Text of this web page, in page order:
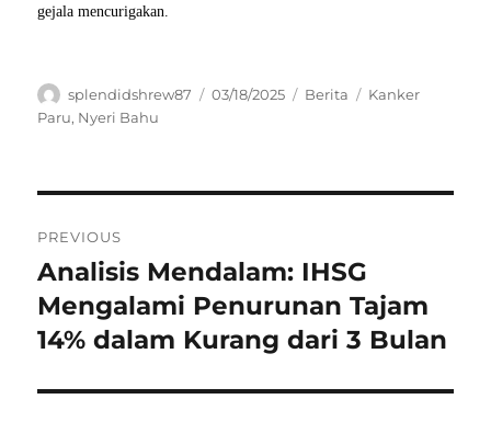
gejala mencurigakan.
Author
splendidshrew87
Posted
03/18/2025 Categories
Berita Tags
Kanker
Paru, Nyeri Bahu
pos
PREVIOUS
Previous
post:
Analisis Mendalam: IHSG
Mengalami Penurunan Tajam
14% dalam Kurang dari 3 Bulan